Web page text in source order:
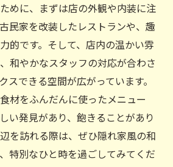
和食ランチでしか味わえない一
気で楽しむ枚方市駅の絶品和食
着いたランチタイムを過ごせる
食店で心静まるランチ体験
できる和食ランチの魅力
めに、まずは店の外観や内装に注
民家を改装したレストランや、趣
的です。そして、店内の温かい雰
和やかなスタッフの対応が合わさ
スできる空間が広がっています。
材をふんだんに使ったメニュー
い発見があり、飽きることがあり
を訪れる際は、ぜひ隠れ家風の和
特別なひと時を過ごしてみてくだ